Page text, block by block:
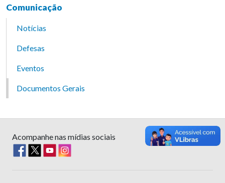
Comunicação
Notícias
Defesas
Eventos
Documentos Gerais
Acompanhe nas mídias sociais